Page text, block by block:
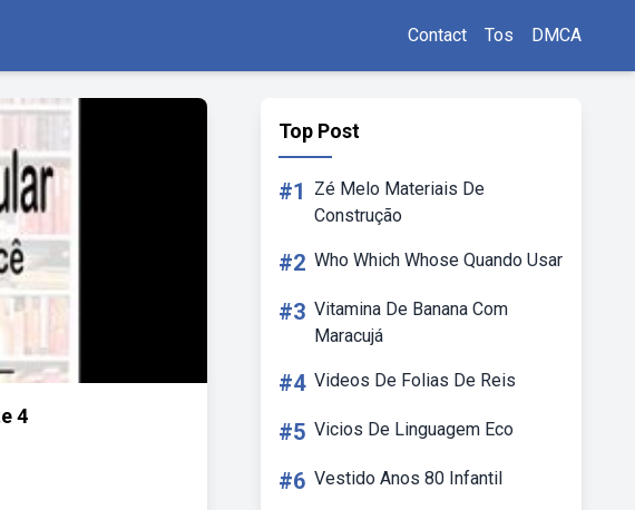
Contact Tos DMCA
4
Top Post
#1
Zé Melo Materiais De
Construção
#2 Who Which Whose Quando Usar
#3 Vitamina De Banana Com
Maracujá
#4 Videos De Folias De Reis
#5 Vicios De Linguagem Eco
#6 Vestido Anos 80 Infantil